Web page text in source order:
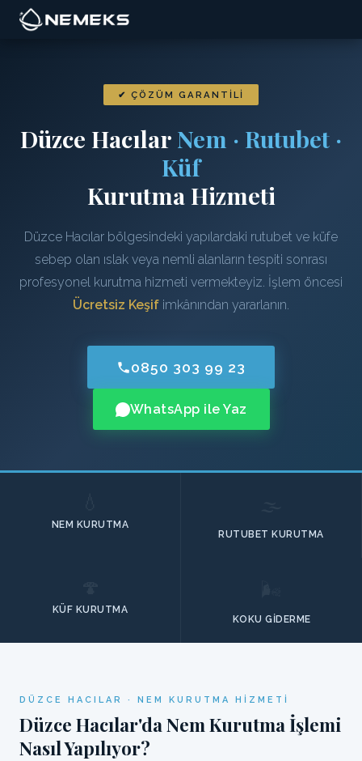
✔ ÇÖZÜM GARANTILI
Düzce Hacılar Nem · Rutubet ·
Küf
Kurutma Hizmeti
Düzce Hacılar bölgesindeki yapılardaki rutubet ve küfe
sebep olan ıslak veya nemli alanların tespiti sonrası
profesyonel kurutma hizmeti vermekteyiz. İşlem öncesi
Ücretsiz Keşif imkânından yararlanın.
0850 303 99 23
WhatsApp ile Yaz
NEM KURUTMA
RUTUBET KURUTMA
KÜF KURUTMA
KOKU GIDERME
DÜZCE HACILAR · NEM KURUTMA HIZMETI
Düzce Hacılar'da Nem Kurutma İşlemi
Nasıl Yapılıyor?